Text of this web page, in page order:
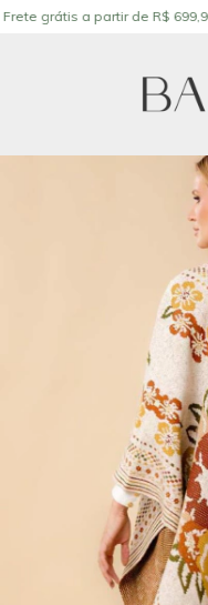
a partir de R$ 699,90 Use